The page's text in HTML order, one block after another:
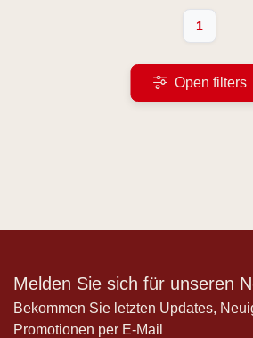
1
Open filters
Melden Sie sich für unseren
Bekommen Sie letzten Updates,
Promotionen per E-Mail